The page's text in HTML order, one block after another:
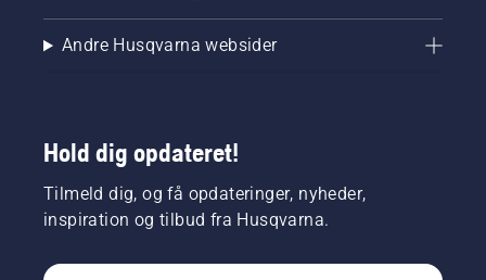
Andre Husqvarna websider
Hold dig opdateret!
Tilmeld dig, og få opdateringer, nyheder,
inspiration og tilbud fra Husqvarna.